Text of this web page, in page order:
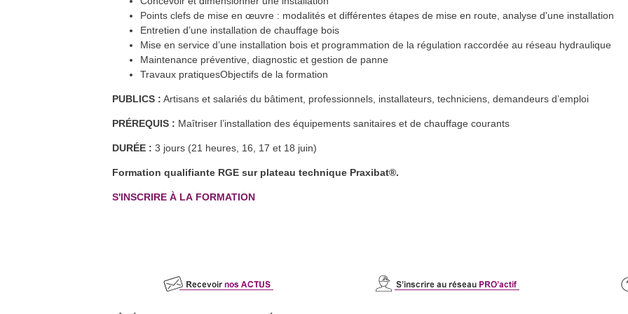
7 avr. Formation FEEBAT RENOVE
En savoir plus >>
avr.
énergétique en Maconnais-Sud-
Cluny (71)
En savoir plus >>
chaleur en habitat individuel
Vesoul et Héricourt (70)
21 avr.
Formation : Humidité dans les
En savoir plus >>
26 avr.
Chalon-sur-Saône (71)
Formation QualiPV - Module Elec
Dole (39)
En savoir plus >>
Points clefs de mise en œuvre : modalités et différentes étapes de mise en route, analyse d'une installation
Entretien d’une installation de chauffage bois
Mise en service d’une installation bois et programmation de la régulation raccordée au réseau hydraulique
Maintenance préventive, diagnostic et gestion de panne
Travaux pratiquesObjectifs de la formation
PUBLICS : Artisans et salariés du bâtiment, professionnels, installateurs, techniciens, demandeurs d’emploi
PRÉREQUIS : Maîtriser l’installation des équipements sanitaires et de chauffage courants
DURÉE : 3 jours (21 heures, 16, 17 et 18 juin)
Formation qualifiante RGE sur plateau technique Praxibat®.
S'INSCRIRE À LA FORMATION